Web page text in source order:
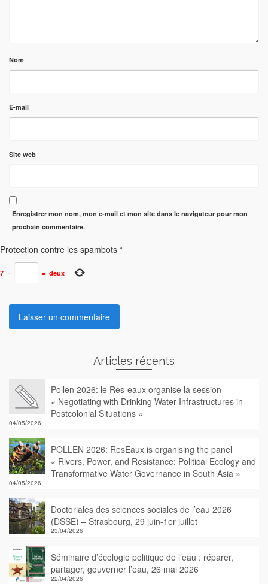
Nom
E-mail
Site web
Enregistrer mon nom, mon e-mail et mon site dans le navigateur pour mon
prochain commentaire.
Protection contre les spambots *
7 − = deux
Articles récents
Pollen 2026: le Res-eaux organise la session
« Negotiating with Drinking Water Infrastructures in
Postcolonial Situations «
04/05/2026
POLLEN 2026: ResEaux is organising the panel
« Rivers, Power, and Resistance: Political Ecology and
Transformative Water Governance in South Asia »
04/05/2026
Doctoriales des sciences sociales de l’eau 2026
(DSSE) – Strasbourg, 29 juin-1er juillet
23/04/2026
Séminaire d’écologie politique de l’eau : réparer,
partager, gouverner l’eau, 26 mai 2026
22/04/2026